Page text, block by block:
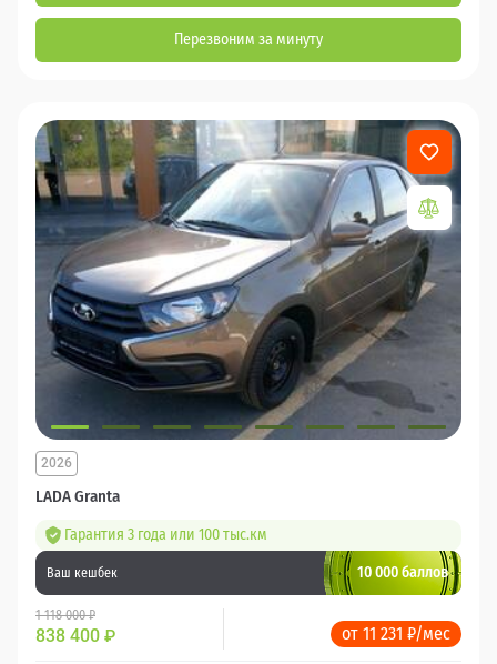
Перезвоним за минуту
LADA Granta
2026
Гарантия 3 года или 100 тыс.км
Ваш кешбек 10 000 баллов
1 118 000 ₽
838 400 ₽ от 11 231 ₽/мес